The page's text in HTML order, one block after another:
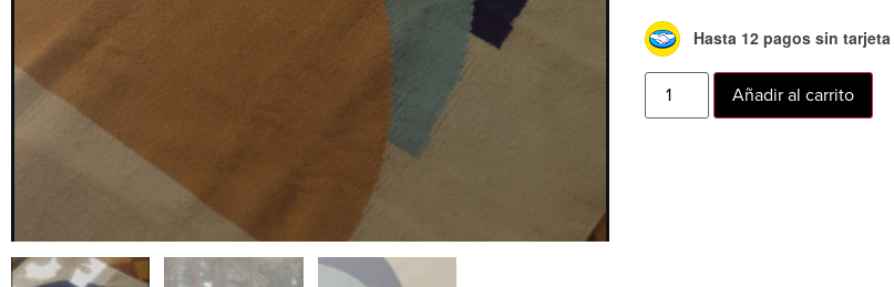
Hasta 12 pagos sin tarjeta
Añadir al carrito